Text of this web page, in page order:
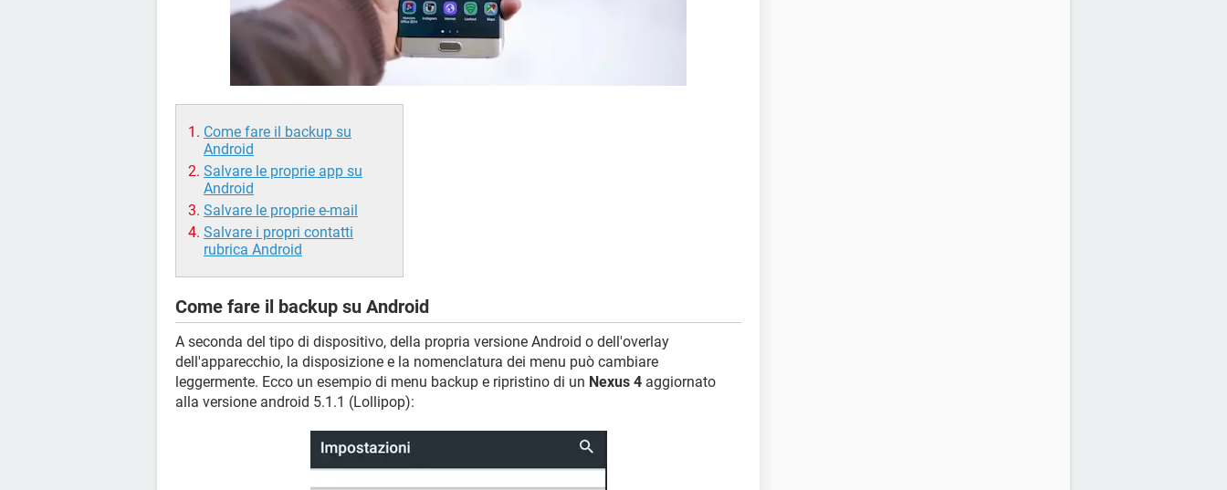
Come fare il backup su
Android
Salvare le proprie app su
Android
Salvare le proprie e-mail
Salvare i propri contatti
rubrica Android
Come fare il backup su Android
A seconda del tipo di dispositivo, della propria versione Android o dell'overlay
dell'apparecchio, la disposizione e la nomenclatura dei menu può cambiare
leggermente. Ecco un esempio di menu backup e ripristino di un Nexus 4 aggiornato
alla versione android 5.1.1 (Lollipop):